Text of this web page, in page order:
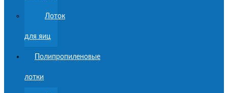
Лоток
для яиц
Полипропиленовые
лотки